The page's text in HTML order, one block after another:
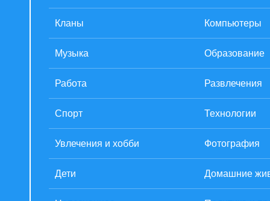
Кланы Компьютеры
Музыка Образование
Работа Развлечения
Спорт Технологии
Увлечения и хобби Фотография
Дети Домашние